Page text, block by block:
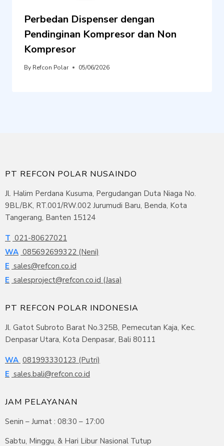
Perbedan Dispenser dengan
Pendinginan Kompresor dan Non
Kompresor
By Refcon Polar 05/06/2026
PT REFCON POLAR NUSAINDO
Jl. Halim Perdana Kusuma, Pergudangan Duta Niaga No.
9BL/BK, RT.001/RW.002 Jurumudi Baru, Benda, Kota
Tangerang, Banten 15124
T 021-80627021
WA 085692699322 (Neni)
E sales@refcon.co.id
E salesproject@refcon.co.id (Jasa)
PT REFCON POLAR INDONESIA
Jl. Gatot Subroto Barat No.325B, Pemecutan Kaja, Kec.
Denpasar Utara, Kota Denpasar, Bali 80111
WA 081993330123 (Putri)
E sales.bali@refcon.co.id
JAM PELAYANAN
Senin – Jumat : 08:30 – 17:00
Sabtu, Minggu, & Hari Libur Nasional Tutup